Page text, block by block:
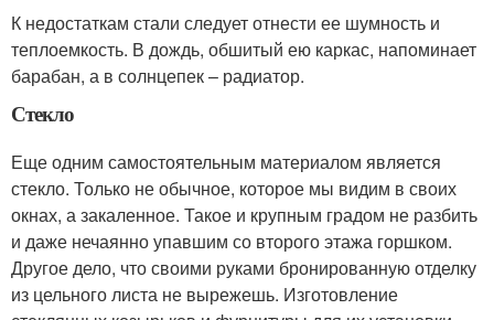
К недостаткам стали следует отнести ее шумность и
теплоемкость. В дождь, обшитый ею каркас, напоминает
барабан, а в солнцепек – радиатор.
Стекло
Еще одним самостоятельным материалом является
стекло. Только не обычное, которое мы видим в своих
окнах, а закаленное. Такое и крупным градом не разбить
и даже нечаянно упавшим со второго этажа горшком.
Другое дело, что своими руками бронированную отделку
из цельного листа не вырежешь. Изготовление